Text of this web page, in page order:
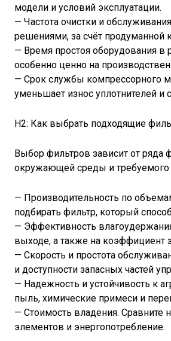
модели и условий эксплуатации.
— Частота очистки и
решениями, за счёт продуманной
— Время простоя оборудования в
особенно ценно на
— Срок службы компрессорного
уменьшает износ уплотнителей и
H2: Как выбрать подходящие
Выбор фильтров зависит от ряда
окружающей среды и требуемого
— Производительность по
подбирать фильтр, который
— Эффективность
выходе, а также на коэффициент
— Скорость и простота
и доступности запасных частей
— Надежность и устойчивость к
пыль, химические примеси и
— Стоимость владения. Сравните
элементов и энергопотребление.